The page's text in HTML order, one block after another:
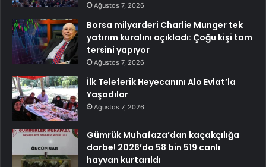
Ağustos 7, 2026
Borsa milyarderi Charlie Munger tek
yatırım kuralını açıkladı: Çoğu kişi tam
tersini yapıyor
Ağustos 7, 2026
İlk Teleferik Heyecanını Alo Evlat’la
Yaşadılar
Ağustos 7, 2026
Gümrük Muhafaza’dan kaçakçılığa
darbe! 2026’da 58 bin 519 canlı
hayvan kurtarıldı